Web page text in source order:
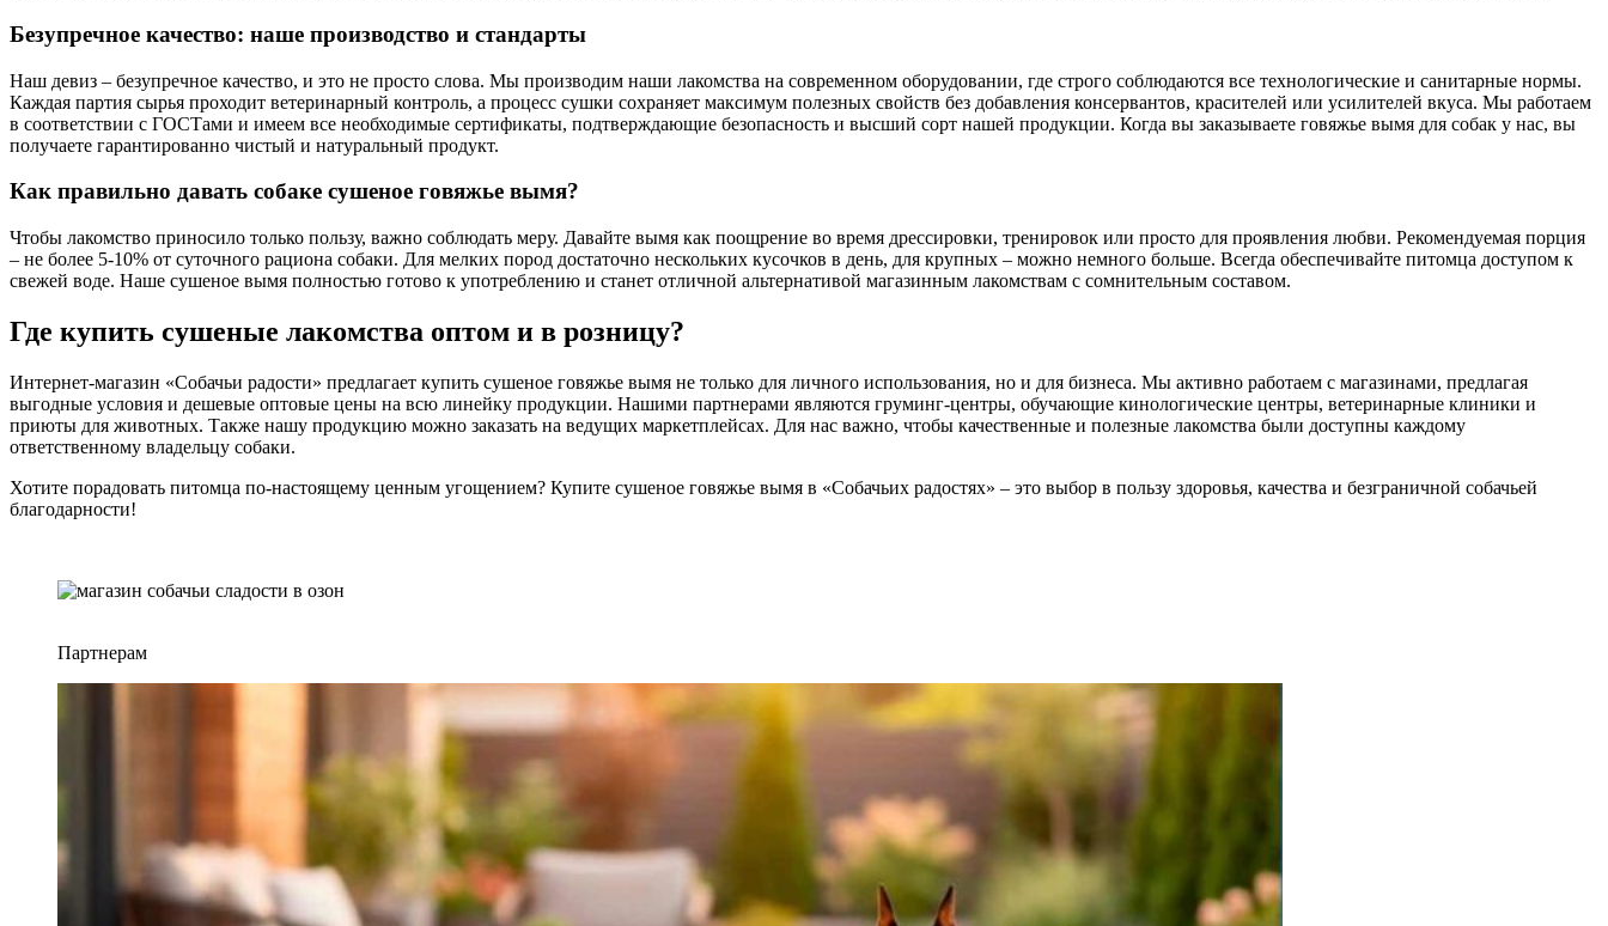
Безупречное качество: наше производство и стандарты
Наш девиз – безупречное качество, и это не просто слова. Мы производим наши лакомства на современном оборудовании, где строго соблюдаются все технологические и санитарные нормы.
Каждая партия сырья проходит ветеринарный контроль, а процесс сушки сохраняет максимум полезных свойств без добавления консервантов, красителей или усилителей вкуса. Мы работаем
в соответствии с ГОСТами и имеем все необходимые сертификаты, подтверждающие безопасность и высший сорт нашей продукции. Когда вы заказываете говяжье вымя для собак у нас, вы
получаете гарантированно чистый и натуральный продукт.
Как правильно давать собаке сушеное говяжье вымя?
Чтобы лакомство приносило только пользу, важно соблюдать меру. Давайте вымя как поощрение во время дрессировки, тренировок или просто для проявления любви. Рекомендуемая порция
– не более 5-10% от суточного рациона собаки. Для мелких пород достаточно нескольких кусочков в день, для крупных – можно немного больше. Всегда обеспечивайте питомца доступом к
свежей воде. Наше сушеное вымя полностью готово к употреблению и станет отличной альтернативой магазинным лакомствам с сомнительным составом.
Где купить сушеные лакомства оптом и в розницу?
Интернет-магазин «Собачьи радости» предлагает купить сушеное говяжье вымя не только для личного использования, но и для бизнеса. Мы активно работаем с магазинами, предлагая
выгодные условия и дешевые оптовые цены на всю линейку продукции. Нашими партнерами являются груминг-центры, обучающие кинологические центры, ветеринарные клиники и
приюты для животных. Также нашу продукцию можно заказать на ведущих маркетплейсах. Для нас важно, чтобы качественные и полезные лакомства были доступны каждому
ответственному владельцу собаки.
Хотите порадовать питомца по-настоящему ценным угощением? Купите сушеное говяжье вымя в «Собачьих радостях» – это выбор в пользу здоровья, качества и безграничной собачьей
благодарности!
Партнерам